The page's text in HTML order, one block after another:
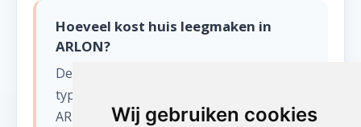
Wij gebruiken cookies
Hoeveel kost huis leegmaken in
ARLON?
De prijs hangt af van het volume, het
type ruimte en de bereikbaarheid in
ARLON. Wij komen altijd eerst gratis